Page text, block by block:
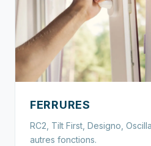
FERRURES
RC2, Tilt First, Designo,
autres fonctions.